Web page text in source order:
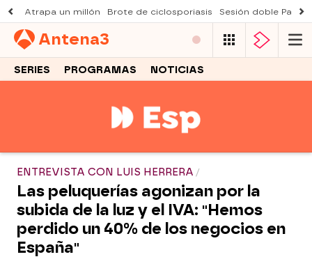
Atrapa un millón Brote de ciclosporiasis Sesión doble
Antena3
SERIES PROGRAMAS NOTICIAS
ENTREVISTA CON LUIS HERRERA
Las peluquerías agonizan por la
subida de la luz y el IVA: "Hemos
perdido un 40% de los negocios en
España"